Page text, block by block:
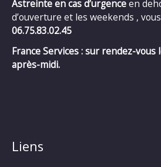
Astreinte en cas d’urgenceen
d’ouverture et les weekends ,
06.75.83.02.45
France Services : sur rendez-
après-midi.
Liens